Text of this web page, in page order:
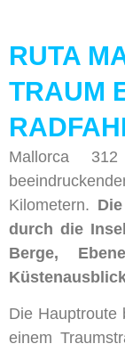
RUTA
TRAUM
Mallorca
Kilometern.
durch die
Berge,
Die Hauptroute
einem